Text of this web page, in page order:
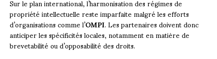
propriété intellectuelle reste imparfaite malgré les efforts
d’organisations comme l’OMPI. Les partenaires doivent donc
anticiper les spécificités locales, notamment en matière de
brevetabilité ou d’opposabilité des droits.